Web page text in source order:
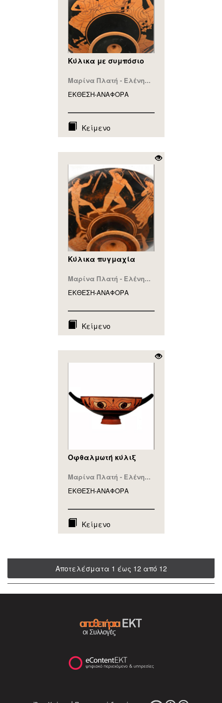
Κύλικα με συμπόσιο
Μαρίνα Πλατή - Ελένη...
ΕΚΘΕΣΗ-ΑΝΑΦΟΡA
Κείμενο
Κύλικα πυγμαχία
Μαρίνα Πλατή - Ελένη...
ΕΚΘΕΣΗ-ΑΝΑΦΟΡA
Κείμενο
Οφθαλμωτή κύλιξ
Μαρίνα Πλατή - Ελένη...
ΕΚΘΕΣΗ-ΑΝΑΦΟΡA
Κείμενο
Αποτελέσματα 1 έως 12 από 12